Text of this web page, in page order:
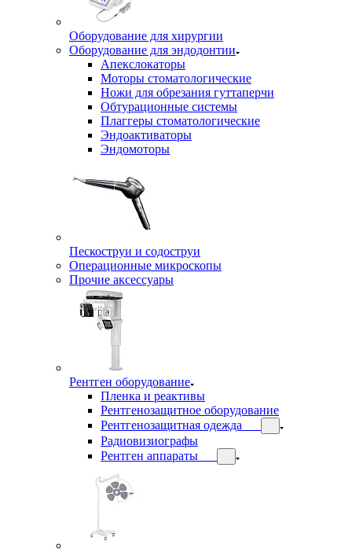
Оборудование для хирургии
Оборудование для эндодонтии
Апекслокаторы
Моторы стоматологические
Ножи для обрезания гуттаперчи
Обтурационные системы
Плаггеры стоматологические
Эндоактиваторы
Эндомоторы
Пескоструи и содоструи
Операционные микроскопы
Прочие аксессуары
Рентген оборудование
Пленка и реактивы
Рентгенозащитное оборудование
Рентгенозащитная одежда
Радиовизиографы
Рентген аппараты